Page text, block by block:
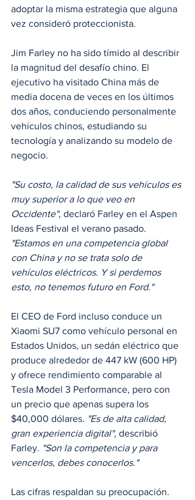
adoptar la misma estrategia que alguna
vez consideró proteccionista.
Jim Farley no ha sido tímido al describir
la magnitud del desafío chino. El
ejecutivo ha visitado China más de
media docena de veces en los últimos
dos años, conduciendo personalmente
vehículos chinos, estudiando su
tecnología y analizando su modelo de
negocio.
"Su costo, la calidad de sus vehículos es
muy superior a lo que veo en
Occidente", declaró Farley en el Aspen
Ideas Festival el verano pasado.
"Estamos en una competencia global
con China y no se trata solo de
vehículos eléctricos. Y si perdemos
esto, no tenemos futuro en Ford."
El CEO de Ford incluso conduce un
Xiaomi SU7 como vehículo personal en
Estados Unidos, un sedán eléctrico que
produce alrededor de 447 kW (600 HP)
y ofrece rendimiento comparable al
Tesla Model 3 Performance, pero con
un precio que apenas supera los
$40,000 dólares. "Es de alta calidad,
gran experiencia digital", describió
Farley. "Son la competencia y para
vencerlos, debes conocerlos."
Las cifras respaldan su preocupación.